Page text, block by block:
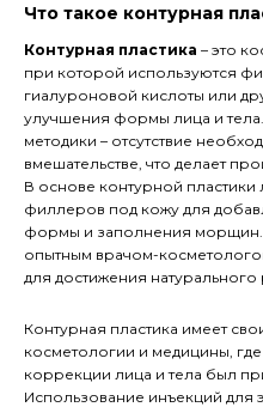
Что такое контурная
Контурная пластика – это
при которой используются
гиалуроновой кислоты или
улучшения формы лица и
методики – отсутствие
вмешательстве, что делает
В основе контурной
филлеров под кожу для
формы и заполнения
опытным врачом-
для достижения натурального
Контурная пластика имеет
косметологии и медицины,
коррекции лица и тела был
Использование инъекций для